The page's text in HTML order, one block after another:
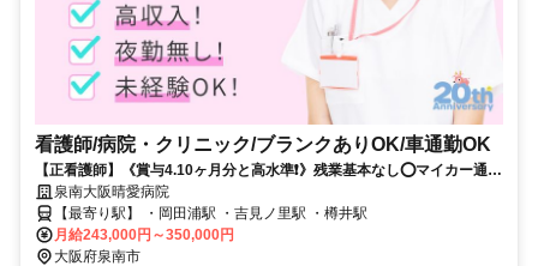
看護師/病院・クリニック/ブランクありOK/車通勤OK
【正看護師】《賞与4.10ヶ月分と高水準❗️》残業基本なし⭕マイカー通勤
OK⭕病院でのお仕事です✨
泉南大阪晴愛病院
【最寄り駅】 ・岡田浦駅 ・吉見ノ里駅 ・樽井駅
月給243,000円～350,000円
大阪府泉南市